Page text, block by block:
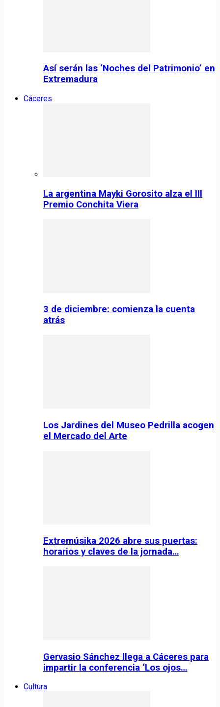
Así serán las ‘Noches del Patrimonio’ en
Extremadura
Cáceres
La argentina Mayki Gorosito alza el III
Premio Conchita Viera
3 de diciembre: comienza la cuenta
atrás
Los Jardines del Museo Pedrilla acogen
el Mercado del Arte
Extremúsika 2026 abre sus puertas:
horarios y claves de la jornada…
Gervasio Sánchez llega a Cáceres para
impartir la conferencia ‘Los ojos…
Cultura